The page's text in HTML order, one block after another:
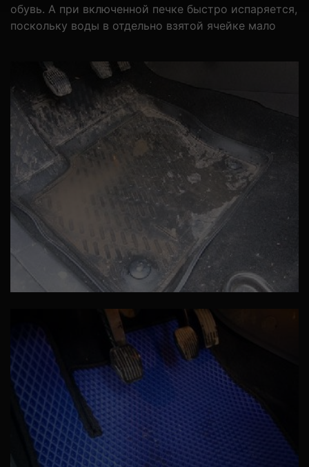
обувь. А при включенной печке быстро испаряется,
поскольку воды в отдельно взятой ячейке мало